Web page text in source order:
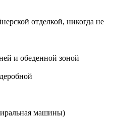
отделкой, никогда не
и обеденной зоной
машины)